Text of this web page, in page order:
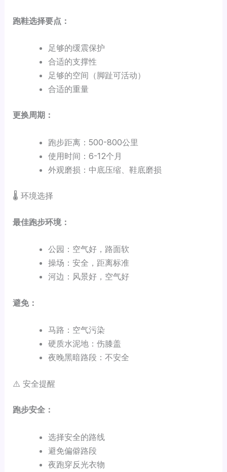
跑鞋选择要点：
足够的缓震保护
合适的支撑性
足够的空间（脚趾可活动）
合适的重量
更换周期：
跑步距离：500-800公里
使用时间：6-12个月
外观磨损：中底压缩、鞋底磨损
🌡️ 环境选择
最佳跑步环境：
公园：空气好，路面软
操场：安全，距离标准
河边：风景好，空气好
避免：
马路：空气污染
硬质水泥地：伤膝盖
夜晚黑暗路段：不安全
⚠️ 安全提醒
跑步安全：
选择安全的路线
避免偏僻路段
夜跑穿反光衣物